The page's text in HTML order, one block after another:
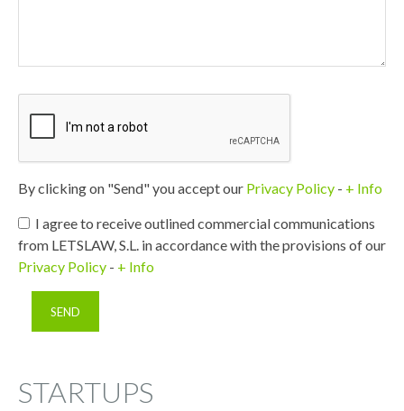
By clicking on "Send" you accept our Privacy Policy - + Info
I agree to receive outlined commercial communications
from LETSLAW, S.L. in accordance with the provisions of our
Privacy Policy - + Info
STARTUPS